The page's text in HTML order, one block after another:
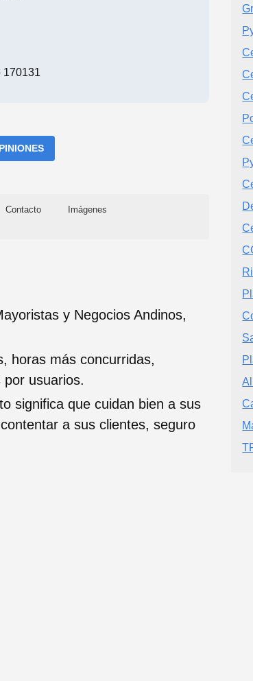
170131
Contacto Imágenes
y Negocios Andinos,
horas más concurridas,
usuarios.
significa que cuidan bien a sus
a sus clientes, seguro